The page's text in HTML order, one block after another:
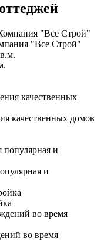
"Все Строй"
качественных домов
и
во время